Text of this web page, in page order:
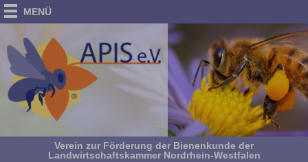
MENÜ
Verein zur Förderung der Bienenkunde der
Landwirtschaftskammer Nordrhein-Westfalen